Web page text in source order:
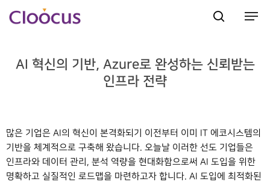
Hit enter to search or ESC to close
AI 혁신의 기반, Azure로 완성하는 신뢰받는
인프라 전략
많은 기업은 AI의 혁신이 본격화되기 이전부터 이미 IT 에코시스템의
기반을 체계적으로 구축해 왔습니다. 오늘날 이러한 선도 기업들은
인프라와 데이터 관리, 분석 역량을 현대화함으로써 AI 도입을 위한
명확하고 실질적인 로드맵을 마련하고자 합니다. AI 도입에 최적화된